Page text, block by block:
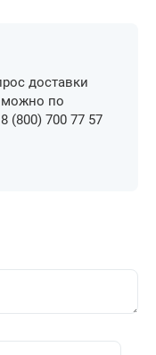
доставки
можно по
(800) 700 77 57